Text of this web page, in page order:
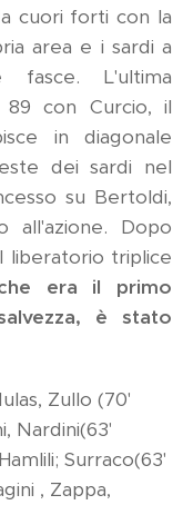
cuori forti con la
area e i sardi a
L'ultima
89 con Curcio, il
in diagonale
dei sardi nel
su Bertoldi,
all'azione. Dopo
liberatorio triplice
era il primo
è stato
Zullo (70'
Nardini(63'
Surraco(63'
, Zappa,